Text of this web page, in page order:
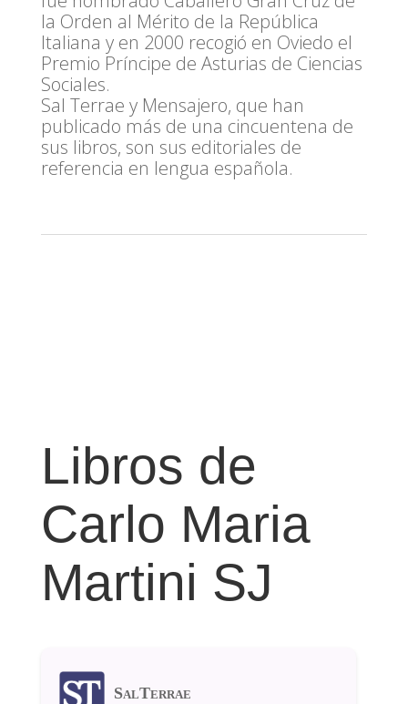
la Orden al Mérito de la República
Italiana y en 2000 recogió en Oviedo el
Premio Príncipe de Asturias de Ciencias
Sociales.
Sal Terrae y Mensajero, que han
publicado más de una cincuentena de
sus libros, son sus editoriales de
referencia en lengua española.
Libros de
Carlo Maria
Martini SJ
SalTerrae